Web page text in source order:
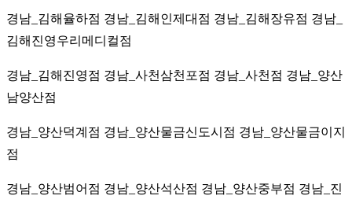
경남_김해율하점 경남_김해인제대점 경남_김해장유점 경남_
김해진영우리메디컬점
경남_김해진영점 경남_사천삼천포점 경남_사천점 경남_양산
남양산점
경남_양산덕계점 경남_양산물금신도시점 경남_양산물금이지
점
경남_양산범어점 경남_양산석산점 경남_양산중부점 경남_진